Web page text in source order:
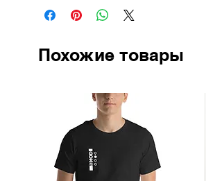
Похожие товары